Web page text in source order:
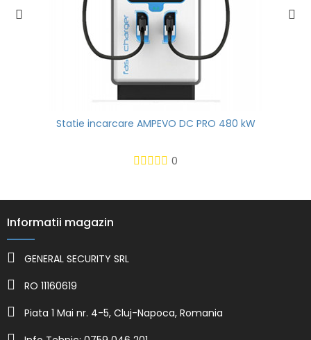
Statie incarcare AMPEVO DC PRO 480 kW
0
Informatii magazin
GENERAL SECURITY SRL
RO 11160619
Piata 1 Mai nr. 4-5, Cluj-Napoca, Romania